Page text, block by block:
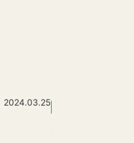
2024.03.25
第11回「本人」